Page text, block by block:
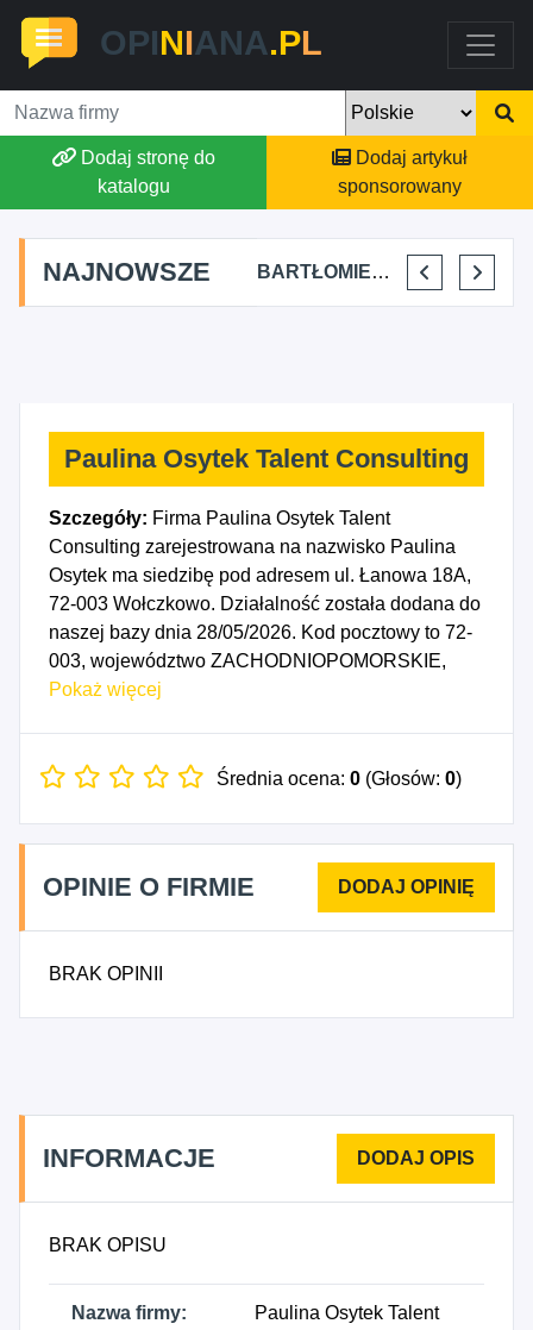
OPINIANA.PL
Dodaj stronę do
katalogu
Dodaj artykuł
sponsorowany
NAJNOWSZE
FJK-IT FILIP SZYMAŃSKI BARTŁOMIEJ DYLIK CLOUDY AFFAIRS INTERNATIONAL KRYSTIAN PISULA
Paulina Osytek Talent Consulting
Szczegóły: Firma Paulina Osytek Talent
Consulting zarejestrowana na nazwisko Paulina
Osytek ma siedzibę pod adresem ul. Łanowa 18A,
72-003 Wołczkowo. Działalność została dodana do
naszej bazy dnia 28/05/2026. Kod pocztowy to 72-
003, województwo ZACHODNIOPOMORSKIE,
powiat policki. Numer Identyfikacji Podatkowej NIP
544817978. Data rozpoczęcia działalności
fotograficzna, 7810Z - Działalność związana z
wyszukiwaniem miejsc pracy i pozyskiwaniem
Pokaż więcej
Średnia ocena: 0 (Głosów: 0)
OPINIE O FIRMIE
BRAK OPINII
INFORMACJE
BRAK OPISU
Nazwa firmy:
Paulina Osytek Talent